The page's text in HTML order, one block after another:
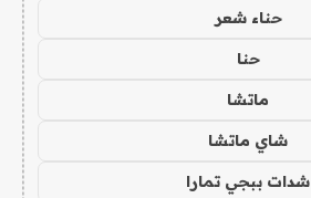
حناء شعر
حنا
ماتشا
شاي ماتشا
شدات ببجي تمارا